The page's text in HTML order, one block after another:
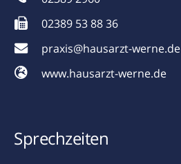
02389 53 88 36
praxis@hausarzt-werne.de
www.hausarzt-werne.de
Sprechzeiten